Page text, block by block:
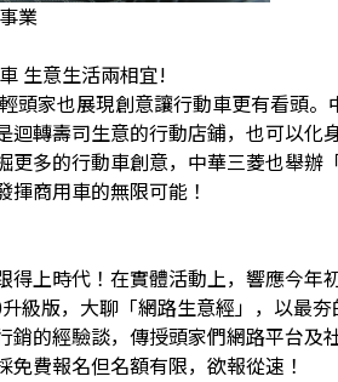
業
生意生活兩相宜!
家也展現創意讓行動車更有看頭。
迴轉壽司生意的行動店鋪，也可以化
多的行動車創意，中華三菱也舉辦
商用車的無限可能！
上時代！在實體活動上，響應今年
級版，大聊「網路生意經」，以最夯
銷的經驗談，傳授頭家們網路平台及
費報名但名額有限，欲報從速！